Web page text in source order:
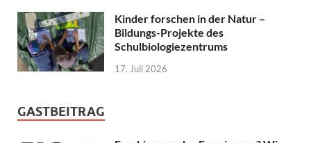
Kinder forschen in der Natur –
Bildungs-Projekte des
Schulbiologiezentrums
17. Juli 2026
GASTBEITRAG